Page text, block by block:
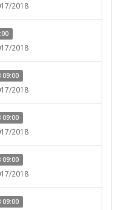
2018
2018
2018
2018
2018